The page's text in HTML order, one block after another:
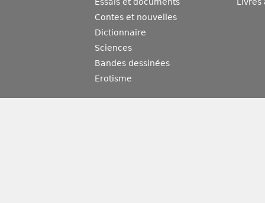
Essais et documents
Contes et nouvelles
Dictionnaire
Sciences
Bandes dessinées
Erotisme
Livres